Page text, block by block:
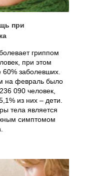
при
гриппом
при этом
60% заболевших.
на февраль было
090 человек,
из них – дети.
тела является
симптомом